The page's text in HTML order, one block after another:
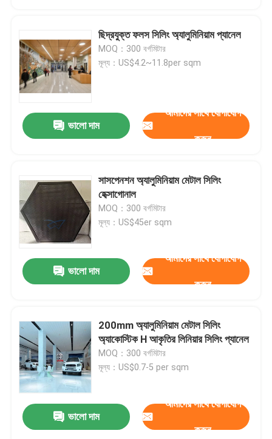
ছিদ্রযুক্ত ফলস সিলিং অ্যালুমিনিয়াম প্যানেল
MOQ：300 বর্গমিটার
মূল্য：US$4.2~11.8per sqm
ভালো দাম
আমাদের সাথে যোগাযোগ
করুন
সাসপেনশন অ্যালুমিনিয়াম মেটাল সিলিং
হেক্সাগোনাল
MOQ：300 বর্গমিটার
মূল্য：US$45er sqm
ভালো দাম
আমাদের সাথে যোগাযোগ
করুন
200mm অ্যালুমিনিয়াম মেটাল সিলিং
অ্যাকোস্টিক H আকৃতির লিনিয়ার সিলিং প্যানেল
MOQ：300 বর্গমিটার
মূল্য：US$0.7-5 per sqm
ভালো দাম
আমাদের সাথে যোগাযোগ
করুন